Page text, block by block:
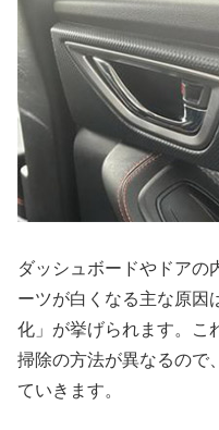
ダッシュボードやドアの
ーツが白くなる主な原因
化」が挙げられます。こ
掃除の方法が異なるので
ていきます。